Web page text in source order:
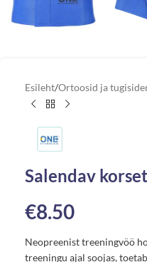
Esileht/Ortoosid ja
Salendav
€8.50
Neopreenist treeningvöö
treeningu ajal soojas,